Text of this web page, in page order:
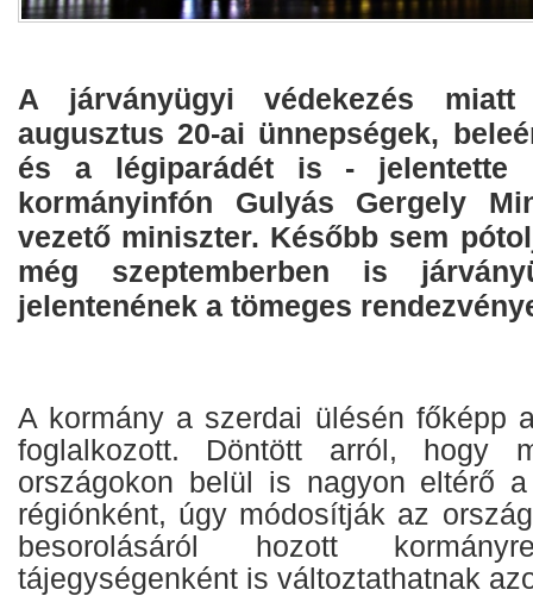
A járványügyi védekezés miatt
augusztus 20-ai ünnepségek,
és a légiparádét is - jelentette
kormányinfón Gulyás Gergely
vezető miniszter. Később sem
még szeptemberben is
jelentenének a tömeges
A kormány a szerdai ülésén főképp
foglalkozott. Döntött arról, hogy
országokon belül is nagyon eltérő
régiónként, úgy módosítják az
besorolásáról hozott
tájegységenként is változtathatnak